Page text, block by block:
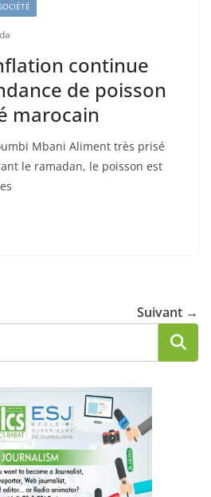
continue
de poisson
marocain
Mbani Aliment très prisé
le ramadan, le poisson est
Suivant →